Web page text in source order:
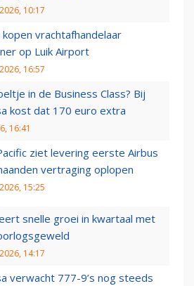
10:17
kopen vrachtafhandelaar
op Luik Airport
16:57
in de Business Class? Bij
kost dat 170 euro extra
16:41
ziet levering eerste Airbus
vertraging oplopen
15:25
snelle groei in kwartaal met
14:17
verwacht 777-9’s nog steeds